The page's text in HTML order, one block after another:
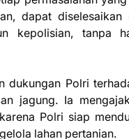
dapat
kepolisian, tanpa
dukungan Polri
jagung. Ia
Polri siap
lahan pertanian.